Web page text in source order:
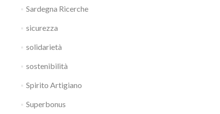
Sardegna Ricerche
sicurezza
solidarietà
sostenibilità
Spirito Artigiano
Superbonus